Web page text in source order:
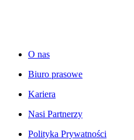
O nas
Biuro prasowe
Kariera
Nasi Partnerzy
Polityka Prywatności